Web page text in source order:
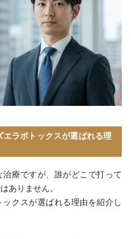
エラボトックスが選ばれる理
療ですが、誰がどこで打って
ありません。
クスが選ばれる理由を紹介し